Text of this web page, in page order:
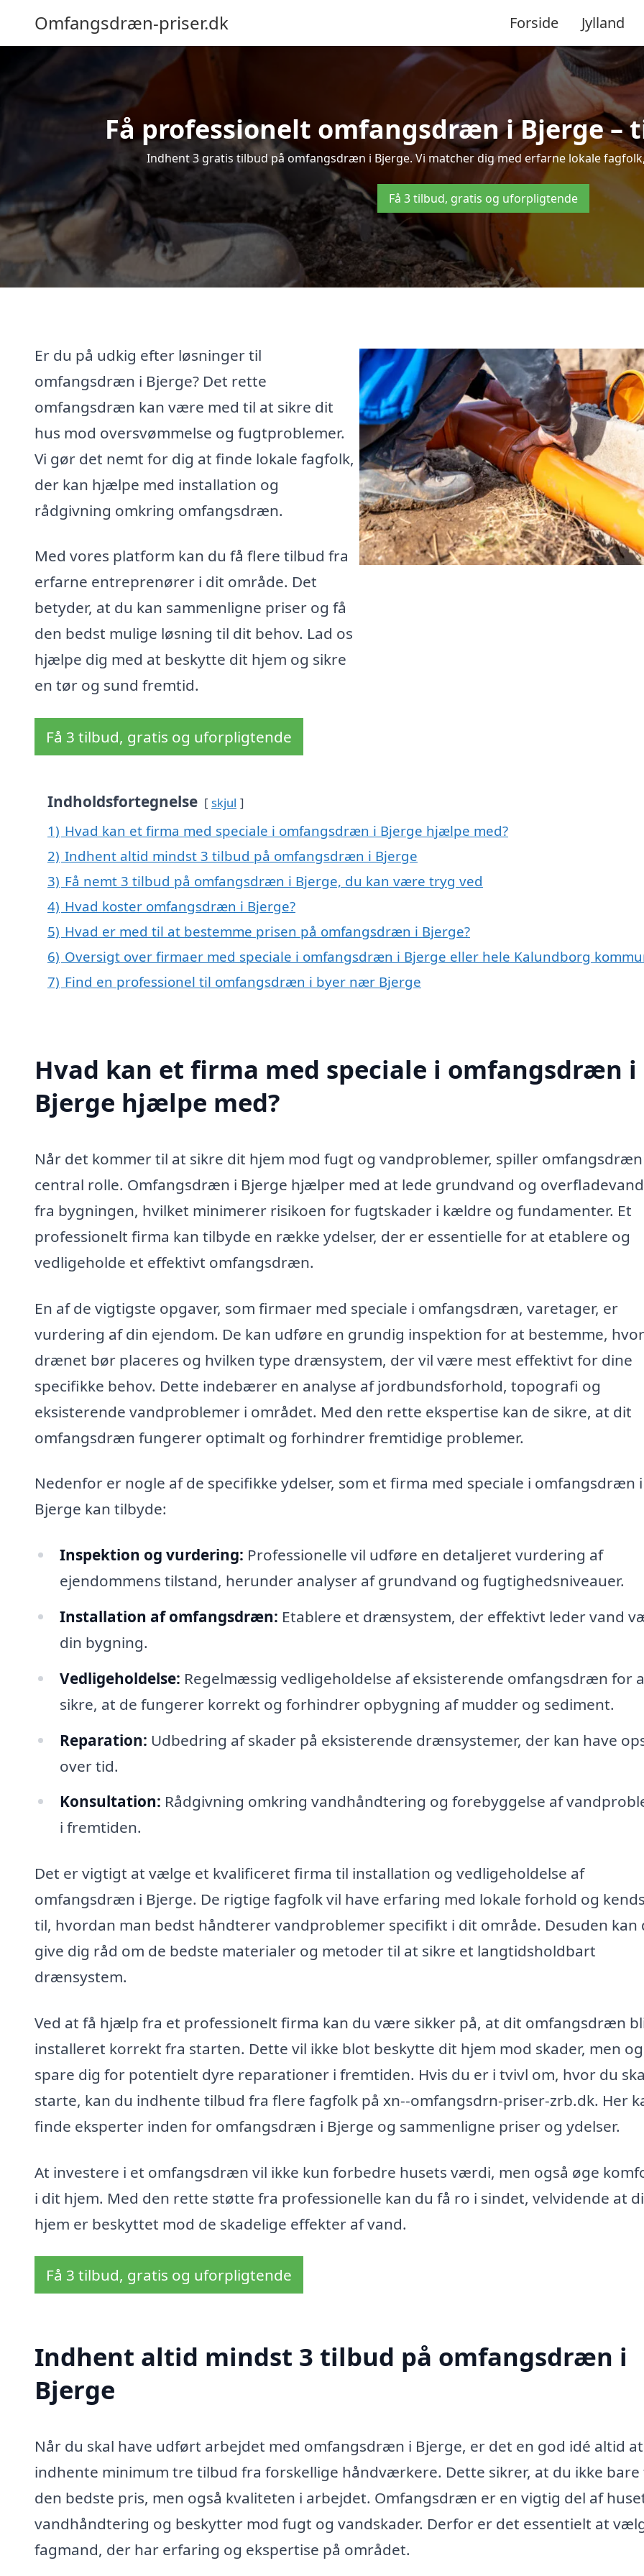
Omfangsdræn-priser.dk Forside Jylland
Få professionelt omfangsdræn i Bjerge –
Indhent 3 gratis tilbud på omfangsdræn i Bjerge. Vi matcher dig med erfarne lokale
Få 3 tilbud, gratis og uforpligtende
Er du på udkig efter løsninger til
omfangsdræn i Bjerge? Det rette
omfangsdræn kan være med til at sikre dit
hus mod oversvømmelse og fugtproblemer.
Vi gør det nemt for dig at finde lokale fagfolk,
der kan hjælpe med installation og
rådgivning omkring omfangsdræn.
Med vores platform kan du få flere tilbud fra
erfarne entreprenører i dit område. Det
betyder, at du kan sammenligne priser og få
den bedst mulige løsning til dit behov. Lad os
hjælpe dig med at beskytte dit hjem og sikre
en tør og sund fremtid.
Få 3 tilbud, gratis og uforpligtende
Indholdsfortegnelse skjul
1) Hvad kan et firma med speciale i omfangsdræn i Bjerge hjælpe med?
2) Indhent altid mindst 3 tilbud på omfangsdræn i Bjerge
3) Få nemt 3 tilbud på omfangsdræn i Bjerge, du kan være tryg ved
4) Hvad koster omfangsdræn i Bjerge?
5) Hvad er med til at bestemme prisen på omfangsdræn i Bjerge?
6) Oversigt over firmaer med speciale i omfangsdræn i Bjerge eller hele Kalundborg
7) Find en professionel til omfangsdræn i byer nær Bjerge
Hvad kan et firma med speciale i omfangsdræn i
Bjerge hjælpe med?
Når det kommer til at sikre dit hjem mod fugt og vandproblemer, spiller
central rolle. Omfangsdræn i Bjerge hjælper med at lede grundvand og
fra bygningen, hvilket minimerer risikoen for fugtskader i kældre og fundamenter. Et
professionelt firma kan tilbyde en række ydelser, der er essentielle for at etablere og
vedligeholde et effektivt omfangsdræn.
En af de vigtigste opgaver, som firmaer med speciale i omfangsdræn, varetager, er
vurdering af din ejendom. De kan udføre en grundig inspektion for at bestemme, hvor
drænet bør placeres og hvilken type drænsystem, der vil være mest effektivt for dine
specifikke behov. Dette indebærer en analyse af jordbundsforhold, topografi og
eksisterende vandproblemer i området. Med den rette ekspertise kan de sikre, at dit
omfangsdræn fungerer optimalt og forhindrer fremtidige problemer.
Nedenfor er nogle af de specifikke ydelser, som et firma med speciale i omfangsdræn i
Bjerge kan tilbyde:
Inspektion og vurdering: Professionelle vil udføre en detaljeret vurdering af
ejendommens tilstand, herunder analyser af grundvand og fugtighedsniveauer.
Installation af omfangsdræn: Etablere et drænsystem, der effektivt leder vand
din bygning.
Vedligeholdelse: Regelmæssig vedligeholdelse af eksisterende omfangsdræn for
sikre, at de fungerer korrekt og forhindrer opbygning af mudder og sediment.
Reparation: Udbedring af skader på eksisterende drænsystemer, der kan have
over tid.
Konsultation: Rådgivning omkring vandhåndtering og forebyggelse af
i fremtiden.
Det er vigtigt at vælge et kvalificeret firma til installation og vedligeholdelse af
omfangsdræn i Bjerge. De rigtige fagfolk vil have erfaring med lokale forhold og
til, hvordan man bedst håndterer vandproblemer specifikt i dit område. Desuden kan
give dig råd om de bedste materialer og metoder til at sikre et langtidsholdbart
drænsystem.
Ved at få hjælp fra et professionelt firma kan du være sikker på, at dit omfangsdræn
installeret korrekt fra starten. Dette vil ikke blot beskytte dit hjem mod skader, men
spare dig for potentielt dyre reparationer i fremtiden. Hvis du er i tvivl om, hvor du
starte, kan du indhente tilbud fra flere fagfolk på xn--omfangsdrn-priser-zrb.dk. Her
finde eksperter inden for omfangsdræn i Bjerge og sammenligne priser og ydelser.
At investere i et omfangsdræn vil ikke kun forbedre husets værdi, men også øge
i dit hjem. Med den rette støtte fra professionelle kan du få ro i sindet, velvidende at
hjem er beskyttet mod de skadelige effekter af vand.
Få 3 tilbud, gratis og uforpligtende
Indhent altid mindst 3 tilbud på omfangsdræn i
Bjerge
Når du skal have udført arbejdet med omfangsdræn i Bjerge, er det en god idé altid at
indhente minimum tre tilbud fra forskellige håndværkere. Dette sikrer, at du ikke bare
den bedste pris, men også kvaliteten i arbejdet. Omfangsdræn er en vigtig del af
vandhåndtering og beskytter mod fugt og vandskader. Derfor er det essentielt at
fagmand, der har erfaring og ekspertise på området.